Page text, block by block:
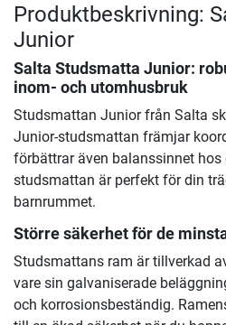
Produktbeskrivning:
Junior
Salta Studsmatta Junior:
inom- och utomhusbruk
Studsmattan Junior från Salta
Junior-studsmattan främjar
förbättrar även balanssinnet
studsmattan är perfekt för din
barnrummet.
Större säkerhet för de
Studsmattans ram är tillverkad
vare sin galvaniserade
och korrosionsbeständig.